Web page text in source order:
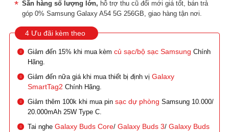
Sẵn hàng số lượng lớn, hỗ trợ thu cũ đổi mới giá tốt, bán trả
góp 0% Samsung Galaxy A54 5G 256GB, giao hàng tận nơi.
4 Ưu đãi kèm theo
Giảm đến 15% khi mua kèmcủ sạc/bộ sạc Samsung Chính
Hãng.
Giảm đến nữa giá khi mua thiết bị định vịGalaxy
SmartTag2 Chính Hãng.
Giảm thêm 100k khi mua pinsạc dự phòng Samsung 10.000/
20.000mAh 25W Type C.
Tai ngheGalaxy Buds Core/Galaxy Buds 3/Galaxy Buds